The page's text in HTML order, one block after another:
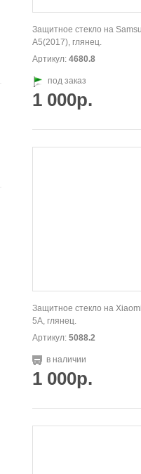
Защитное стекло на
A5(2017), глянец.
Артикул: 4680.8
под заказ
1 000р.
Защитное стекло на
5A, глянец.
Артикул: 5088.2
в наличии
1 000р.